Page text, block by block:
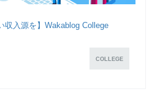
収入源を】Wakablog College
COLLEGE